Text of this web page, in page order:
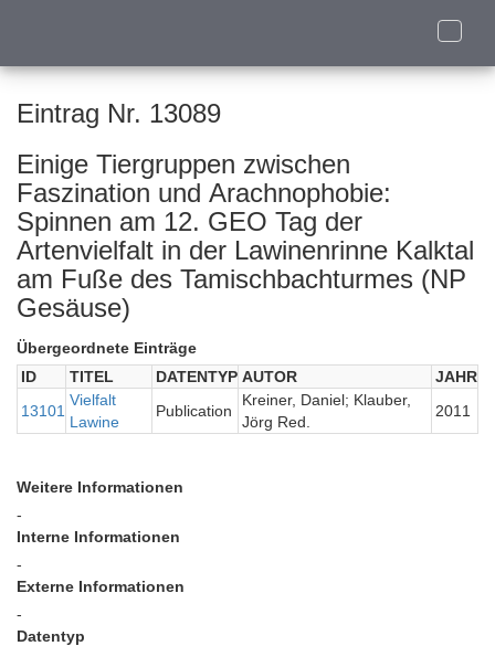
Toggle
Eintrag Nr. 13089
Einige Tiergruppen zwischen
Faszination und Arachnophobie:
Spinnen am 12. GEO Tag der
Artenvielfalt in der Lawinenrinne Kalktal
am Fuße des Tamischbachturmes (NP
Gesäuse)
Übergeordnete Einträge
ID
TITEL DATENTYP AUTOR
JAHR
13101
Vielfalt
Lawine
Publication
Kreiner, Daniel; Klauber,
Jörg Red.
2011
Weitere Informationen
-
Interne Informationen
-
Externe Informationen
-
Datentyp